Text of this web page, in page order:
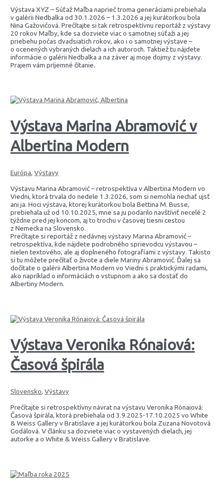
Výstava XYZ – Súťaž Maľba naprieč troma generáciami prebiehala
v galérii Nedbalka od 30.1.2026 – 1.3.2026 a jej kurátorkou bola
Nina Gažovičová. Prečítajte si tak retrospektívnu reportáž z výstavy
20 rokov Maľby, kde sa dozviete viac o samotnej súťaži a jej
priebehu počas dvadsiatich rokov, ako i o samotnej výstave –
o ocenených vybraných dielach a ich autoroch. Taktiež tu nájdete
informácie o galérii Nedbalka a na záver aj moje dojmy z výstavy.
Prajem vám príjemné čítanie.
Výstava Marina Abramović v
Albertina Modern
Európa,Výstavy
Výstavu Marina Abramović – retrospektíva v Albertina Modern vo
Viedni, ktorá trvala do nedele 1.3.2026, som si nemohla nechať ujsť
ani ja. Hoci výstava, ktorej kurátorkou bola Bettina M. Busse,
prebiehala už od 10.10.2025, mne sa ju podarilo navštíviť necelé 2
týždne pred jej koncom, aj to trochu v časovej tiesni cestou
z Nemecka na Slovensko.
Prečítajte si reportáž z nedávnej výstavy Marina Abramović –
retrospektíva, kde nájdete podrobného sprievodcu výstavou –
nielen textového, ale aj doplneného fotografiami z výstavy. Takisto
si tu môžete prečítať o živote a diele Mariny Abramović. Ďalej sa
dočítate o galérii Albertina Modern vo Viedni s praktickými radami,
ako napríklad o informáciách o vstupnom a ako sa dostať do
Albertiny Modern.
Výstava Veronika Rónaiová:
Časová špirála
Slovensko,Výstavy
Prečítajte si retrospektívny návrat na výstavu Veronika Rónaiová:
Časová špirála, ktorá prebiehala od 3.9.2025-17.10.2025 vo White
& Weiss Gallery v Bratislave a jej kurátorkou bola Zuzana Novotová
Godálová. V článku sa dozviete viac o vystavených dielach, jej
autorke a o White & Weiss Gallery v Bratislave.